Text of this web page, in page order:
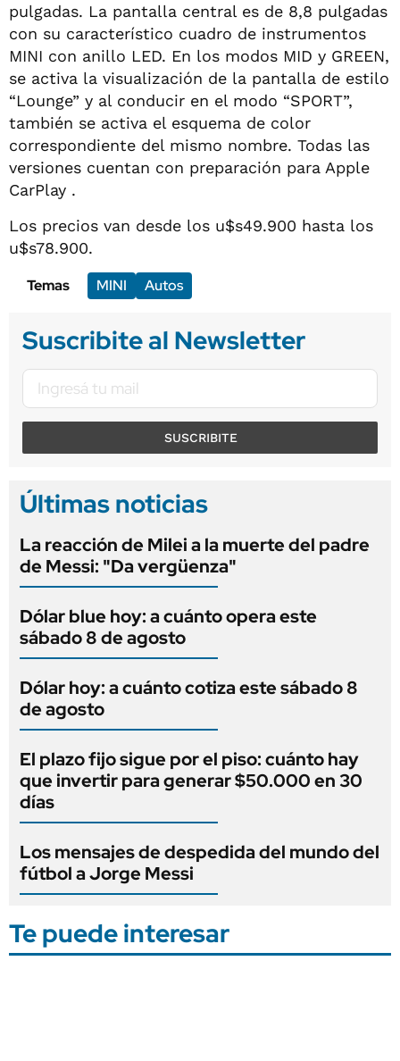
pulgadas. La pantalla central es de 8,8 pulgadas
con su característico cuadro de instrumentos
MINI con anillo LED. En los modos MID y GREEN,
se activa la visualización de la pantalla de estilo
“Lounge” y al conducir en el modo “SPORT”,
también se activa el esquema de color
correspondiente del mismo nombre. Todas las
versiones cuentan con preparación para Apple
CarPlay .
Los precios van desde los u$s49.900 hasta los
u$s78.900.
Temas
MINI Autos
Suscribite al Newsletter
SUSCRIBITE
Últimas noticias
La reacción de Milei a la muerte del padre
de Messi: "Da vergüenza"
Dólar blue hoy: a cuánto opera este
sábado 8 de agosto
Dólar hoy: a cuánto cotiza este sábado 8
de agosto
El plazo fijo sigue por el piso: cuánto hay
que invertir para generar $50.000 en 30
días
Los mensajes de despedida del mundo del
fútbol a Jorge Messi
Te puede interesar